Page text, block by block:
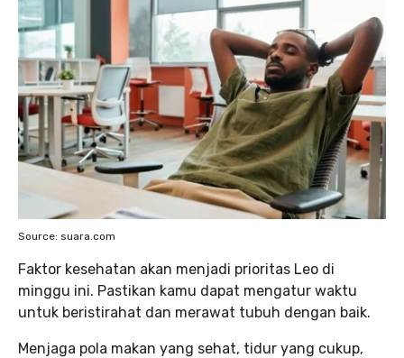
Source: suara.com
Faktor kesehatan akan menjadi prioritas Leo di
minggu ini. Pastikan kamu dapat mengatur waktu
untuk beristirahat dan merawat tubuh dengan baik.
Menjaga pola makan yang sehat, tidur yang cukup,